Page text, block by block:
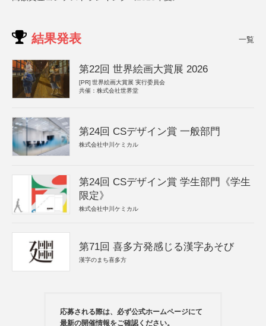
結果発表 一覧
第22回 世界絵画大賞展 2026
[PR] 世界絵画大賞展 実行委員会
共催：株式会社世界堂
第24回 CSデザイン賞 一般部門
株式会社中川ケミカル
第24回 CSデザイン賞 学生部門《学生
限定》
株式会社中川ケミカル
第71回 喜多方発感じる漢字あそび
漢字のまち喜多方
応募される際は、必ず公式ホームページにて
最新の開催情報をご確認ください。